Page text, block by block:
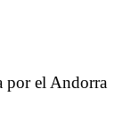
por el Andorra